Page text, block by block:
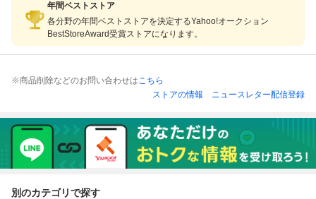
年間ベストストア
各分野の年間ベストストアを決定するYahoo!オークション
BestStoreAward受賞ストアになります。
※商品削除などのお問い合わせはこちら
ストアの情報
ニュースレター配信登録
別のカテゴリで探す